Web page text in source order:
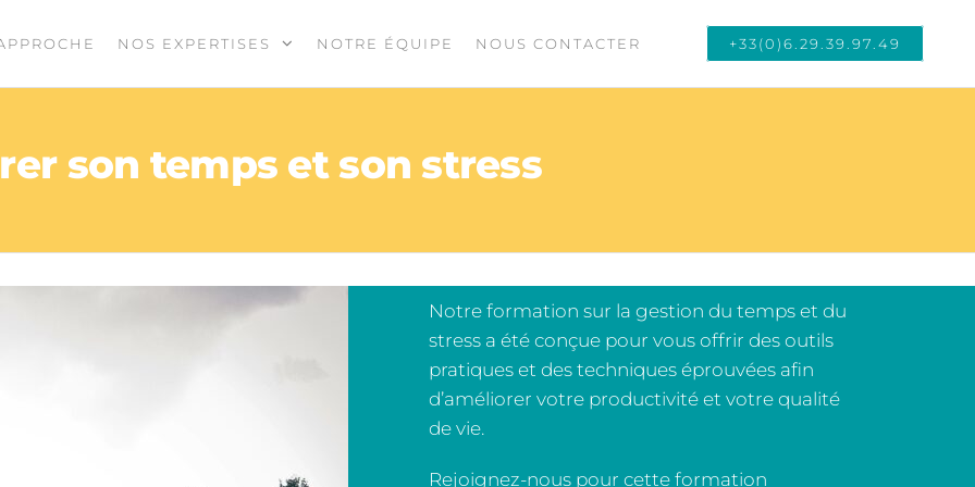
+33(0)6.29.39.97.49
NOS EXPERTISES NOTRE ÉQUIPE NOUS CONTACTER
son temps et son stress
Notre formation sur la gestion du temps et du
stress a été conçue pour vous offrir des outils
pratiques et des techniques éprouvées afin
d’améliorer votre productivité et votre qualité
de vie.
Rejoignez-nous pour cette formation